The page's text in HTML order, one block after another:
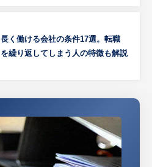
長く働ける会社の条件17選。転職
を繰り返してしまう人の特徴も解説